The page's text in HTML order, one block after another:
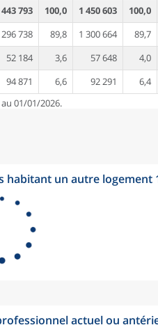
443 793 100,0 1 450 603 100,0
296 738 89,8 1 300 664 89,7
52 184 3,6 57 648 4,0
94 871 6,6 92 291 6,4
01/01/2026.
habitant un autre logement
actuel ou